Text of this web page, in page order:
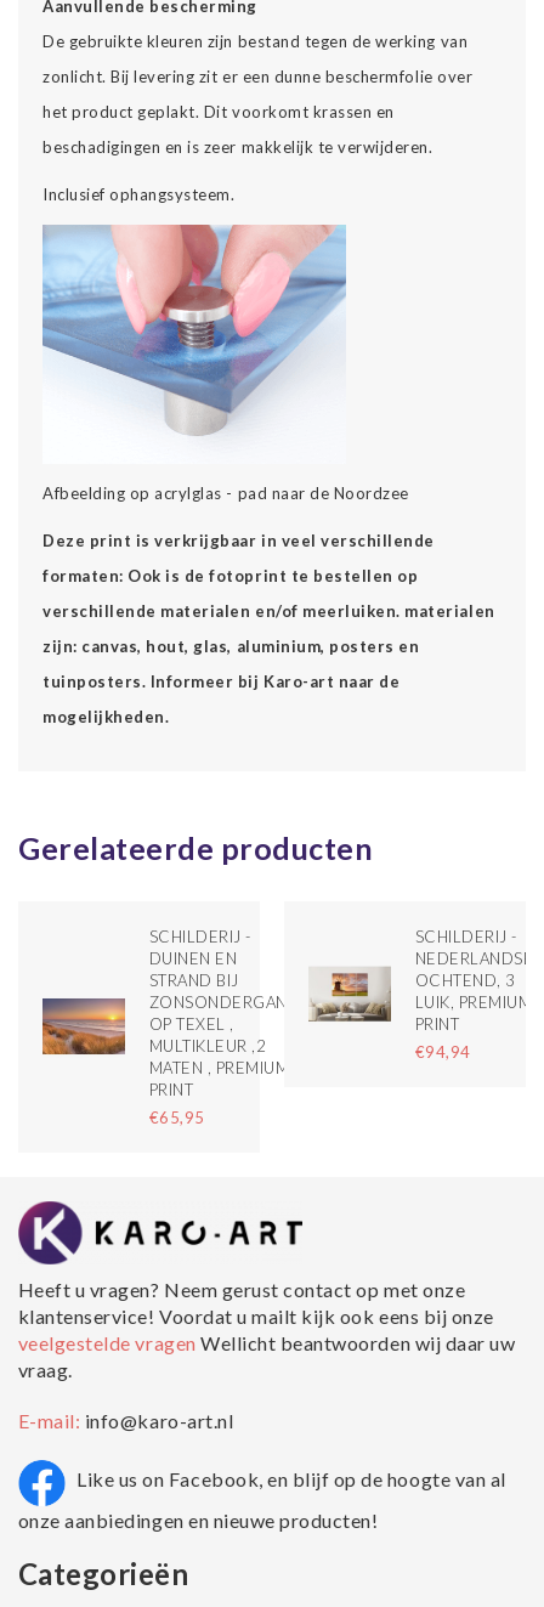
Aanvullende bescherming
De gebruikte kleuren zijn bestand tegen de werking van
zonlicht. Bij levering zit er een dunne beschermfolie over
het product geplakt. Dit voorkomt krassen en
beschadigingen en is zeer makkelijk te verwijderen.
Inclusief ophangsysteem.
Afbeelding op acrylglas - pad naar de Noordzee
Deze print is verkrijgbaar in veel verschillende
formaten: Ook is de fotoprint te bestellen op
verschillende materialen en/of meerluiken. materialen
zijn: canvas, hout, glas, aluminium, posters en
tuinposters. Informeer bij Karo-art naar de
mogelijkheden.
Gerelateerde producten
SCHILDERIJ -
DUINEN EN
STRAND BIJ
ZONSONDERGANG
OP TEXEL ,
MULTIKLEUR ,2
MATEN , PREMIUM
PRINT
€65,95
SCHILDERIJ -
NEDERLANDSE
OCHTEND, 3
LUIK, PREMIUM
PRINT
€94,94
Heeft u vragen? Neem gerust contact op met onze
klantenservice! Voordat u mailt kijk ook eens bij onze
veelgestelde vragenWellicht beantwoorden wij daar uw
vraag.
E-mail: info@karo-art.nl
Like us on Facebook, en blijf op de hoogte van al
onze aanbiedingen en nieuwe producten!
Categorieën